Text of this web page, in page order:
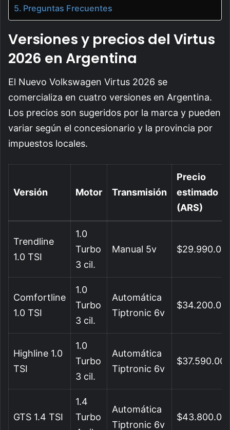
Preguntas Frecuentes
Versiones y precios del Virtus
2026 en Argentina
El Nuevo Volkswagen Virtus 2026 se
comercializa en cuatro versiones en Argentina.
Los precios son sugeridos por la marca y pueden
variar según el concesionario y la provincia por
impuestos locales.
Versión Motor Transmisión
Precio
estimado
(ARS)
Trendline
1.0 TSI
1.0
Turbo
3 cil.
Manual 5v
Comfortline
1.0 TSI
1.0
Turbo
3 cil.
Automática
Tiptronic 6v
Highline 1.0
TSI
1.0
Turbo
3 cil.
Automática
Tiptronic 6v
GTS 1.4 TSI
1.4
Turbo
Automática
Tiptronic 6v